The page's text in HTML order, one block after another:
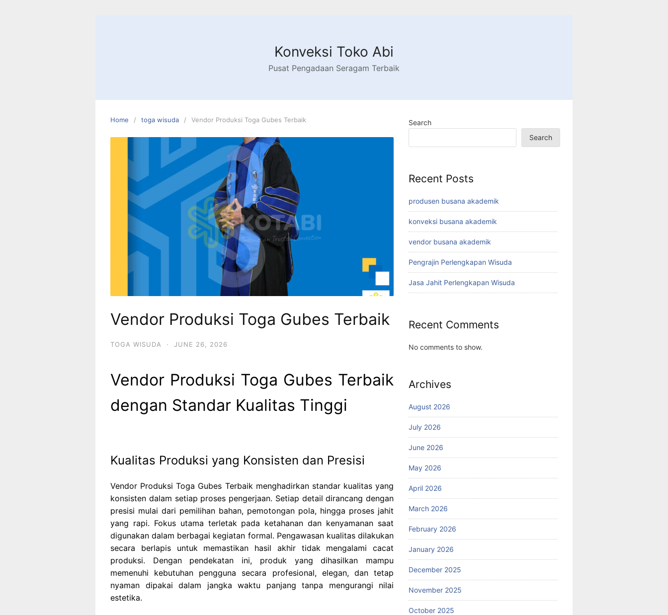
Konveksi Toko Abi
Pusat Pengadaan Seragam Terbaik
Home toga wisuda Vendor Produksi Toga Gubes Terbaik
Vendor Produksi Toga Gubes Terbaik
TOGA WISUDA · JUNE 26, 2026
Vendor Produksi Toga Gubes Terbaik
dengan Standar Kualitas Tinggi
Kualitas Produksi yang Konsisten dan Presisi
Vendor Produksi Toga Gubes Terbaik menghadirkan standar kualitas yang
konsisten dalam setiap proses pengerjaan. Setiap detail dirancang dengan
presisi mulai dari pemilihan bahan, pemotongan pola, hingga proses jahit
yang rapi. Fokus utama terletak pada ketahanan dan kenyamanan saat
digunakan dalam berbagai kegiatan formal. Pengawasan kualitas dilakukan
secara berlapis untuk memastikan hasil akhir tidak mengalami cacat
produksi. Dengan pendekatan ini, produk yang dihasilkan mampu
memenuhi kebutuhan pengguna secara profesional, elegan, dan tetap
nyaman dipakai dalam jangka waktu panjang tanpa mengurangi nilai
estetika.
Search
Search
Recent Posts
produsen busana akademik
konveksi busana akademik
vendor busana akademik
Pengrajin Perlengkapan Wisuda
Jasa Jahit Perlengkapan Wisuda
Recent Comments
No comments to show.
Archives
August 2026
July 2026
June 2026
May 2026
April 2026
March 2026
February 2026
January 2026
December 2025
November 2025
October 2025